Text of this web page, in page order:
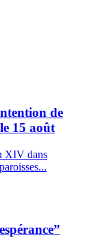
de
15 août
XIV dans